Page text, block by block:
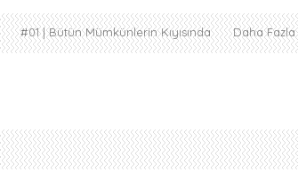
#01 | Bütün Mümkünlerin Kıyısında Daha Fazla